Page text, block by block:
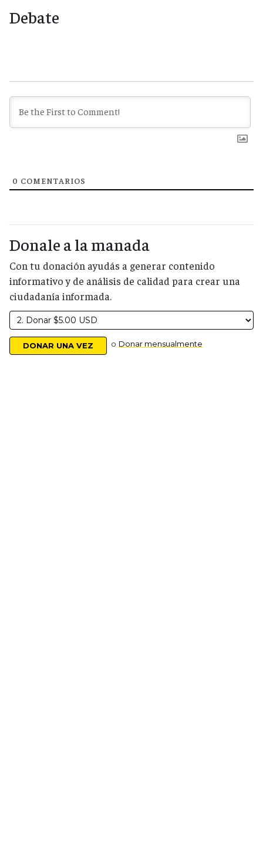
Debate
0 COMENTARIOS
Donale a la manada
Con tu donación ayudás a generar contenido
informativo y de análisis de calidad para crear una
ciudadanía informada.
o Donar mensualmente